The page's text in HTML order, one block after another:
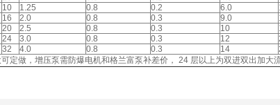
10 1.25 0.8 0.2 6.0
16 2.0 0.8 0.3 9.0
20 2.5 0.8 0.3 10
24 3.0 0.8 0.3 12
32 4.0 0.8 0.3 14
定做，增压泵需防爆电机和格兰富泵补差价， 24 层以上为双进双出加大